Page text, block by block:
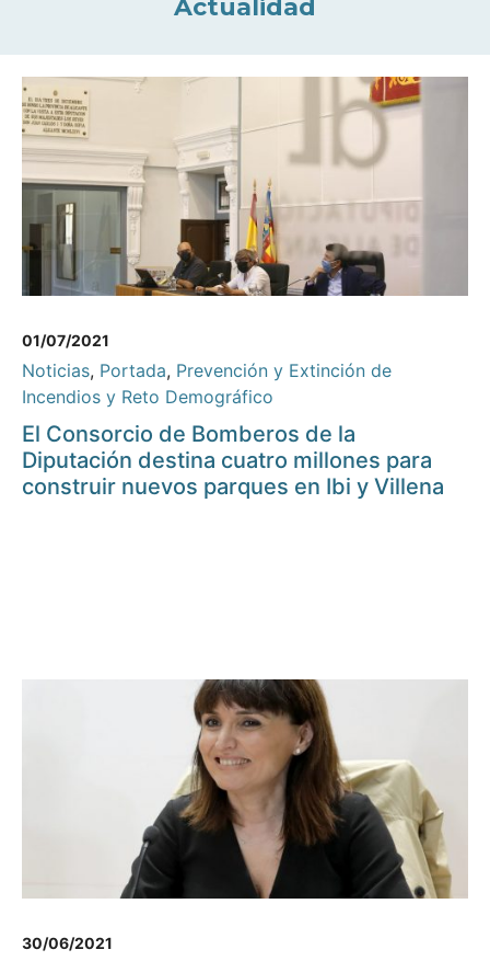
Actualidad
01/07/2021
Noticias, Portada, Prevención y Extinción de
Incendios y Reto Demográfico
El Consorcio de Bomberos de la
Diputación destina cuatro millones para
construir nuevos parques en Ibi y Villena
30/06/2021